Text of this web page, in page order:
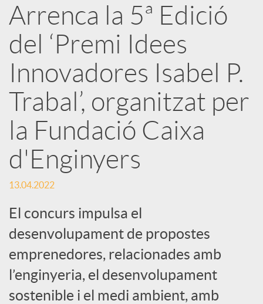
a
r
x
e
s
S
o
c
Arrenca la 5ª Edició
del ‘Premi Idees
Innovadores Isabel P.
Trabal’, organitzat per
la Fundació Caixa
d'Enginyers
13.04.2022
El concurs impulsa el
desenvolupament de propostes
emprenedores, relacionades amb
l’enginyeria, el desenvolupament
sostenible i el medi ambient, amb